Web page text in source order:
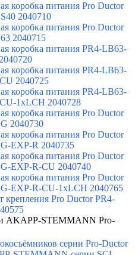
коробка питания Pro Ductor
2040710
коробка питания Pro Ductor
2040715
коробка питания PR4-LB63-
коробка питания PR4-LB63-
2040725
коробка питания PR4-LB63-
1xLCH 2040728
коробка питания Pro Ductor
2040730
коробка питания Pro Ductor
EXP-R 2040735
коробка питания Pro Ductor
EXP-R-CU 2040740
коробка питания Pro Ductor
EXP-R-CU-1xLCH 2040765
крепления Pro Ductor PR4-
AKAPP-STEMMANN Pro-
серии Pro-Ductor